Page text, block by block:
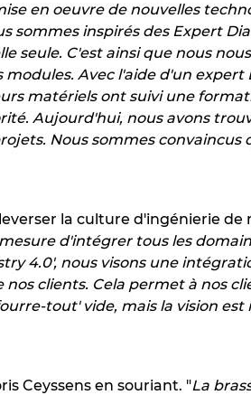
en oeuvre de nouvelles
sommes inspirés des Expert
seule. C'est ainsi que nous
Avec l'aide d'un expert
matériels ont suivi une
Aujourd'hui, nous avons
Nous sommes
la culture d'ingénierie de
d'intégrer tous les
4.0', nous visons une
clients. Cela permet à nos
tout' vide, mais la vision
Ceyssens en souriant. "La